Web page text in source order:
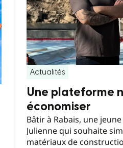
Actualités
Une plateforme
économiser
Bâtir à Rabais, une
Julienne qui souhaite
matériaux de